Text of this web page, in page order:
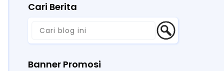
Cari Berita
Banner Promosi